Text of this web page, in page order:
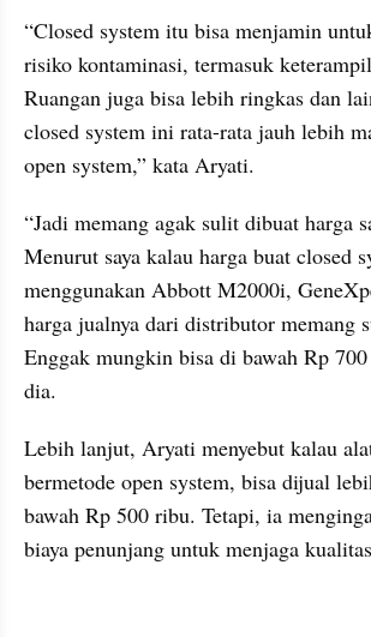
“Closed system itu bisa menjamin
risiko kontaminasi, termasuk
Ruangan juga bisa lebih ringkas dan
closed system ini rata-rata jauh lebih
open system,” kata Aryati.
“Jadi memang agak sulit dibuat harga
Menurut saya kalau harga buat closed
menggunakan Abbott M2000i,
harga jualnya dari distributor memang
Enggak mungkin bisa di bawah Rp
dia.
Lebih lanjut, Aryati menyebut kalau
bermetode open system, bisa dijual
bawah Rp 500 ribu. Tetapi, ia
biaya penunjang untuk menjaga